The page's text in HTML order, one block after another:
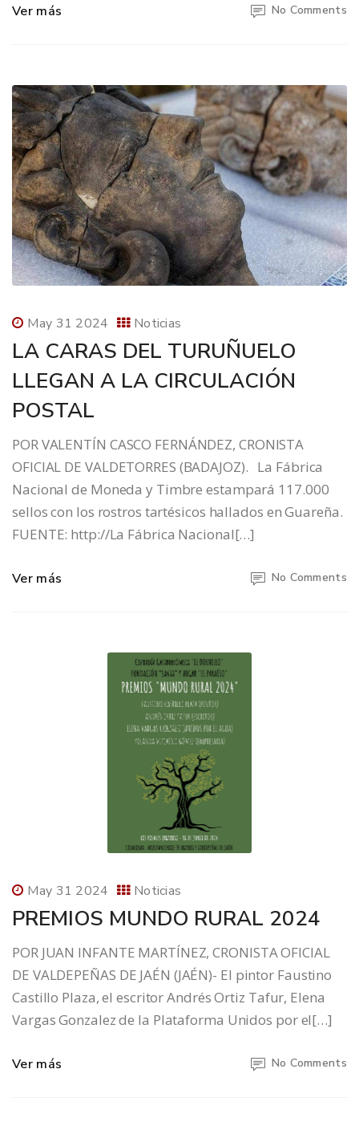
Ver más No Comments
May 31 2024 Noticias
LA CARAS DEL TURUÑUELO
LLEGAN A LA CIRCULACIÓN
POSTAL
POR VALENTÍN CASCO FERNÁNDEZ, CRONISTA
OFICIAL DE VALDETORRES (BADAJOZ). La Fábrica
Nacional de Moneda y Timbre estampará 117.000
sellos con los rostros tartésicos hallados en Guareña.
FUENTE: http://La Fábrica Nacional[…]
Ver más No Comments
May 31 2024 Noticias
PREMIOS MUNDO RURAL 2024
POR JUAN INFANTE MARTÍNEZ, CRONISTA OFICIAL
DE VALDEPEÑAS DE JAÉN (JAÉN)- El pintor Faustino
Castillo Plaza, el escritor Andrés Ortiz Tafur, Elena
Vargas Gonzalez de la Plataforma Unidos por el[…]
Ver más No Comments